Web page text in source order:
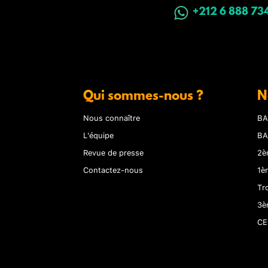
+212 6 888
Qui sommes-nous ?
Nous connaître
L'équipe
Revue de presse
Contactez-nous